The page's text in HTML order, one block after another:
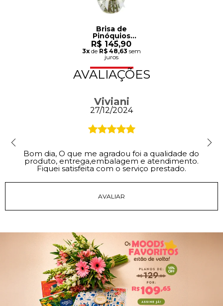
Brisa de
Pinóquios
Marsala e
Gypsophila
R$ 145,90
3xde R$ 48,63 sem
juros
AVALIAÇÕES
Viviani
27/12/2024
Bom dia, O que me agradou foi a qualidade do
produto, entrega,embalagem e atendimento.
Fiquei satisfeita com o serviço prestado.